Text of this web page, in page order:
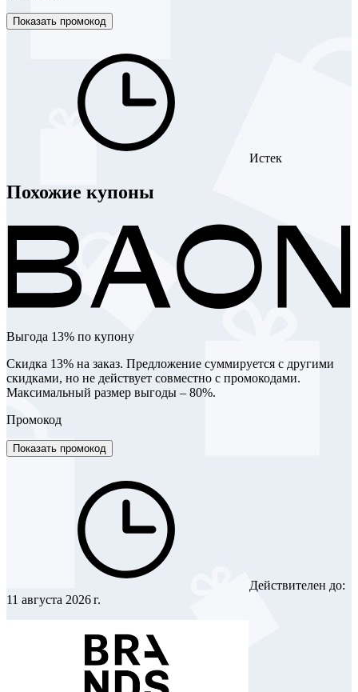
Показать промокод
Истек
Похожие купоны
Выгода 13% по купону
Скидка 13% на заказ. Предложение суммируется с другими
скидками, но не действует совместно с промокодами.
Максимальный размер выгоды – 80%.
Промокод
Показать промокод
Действителен до:
11 августа 2026 г.